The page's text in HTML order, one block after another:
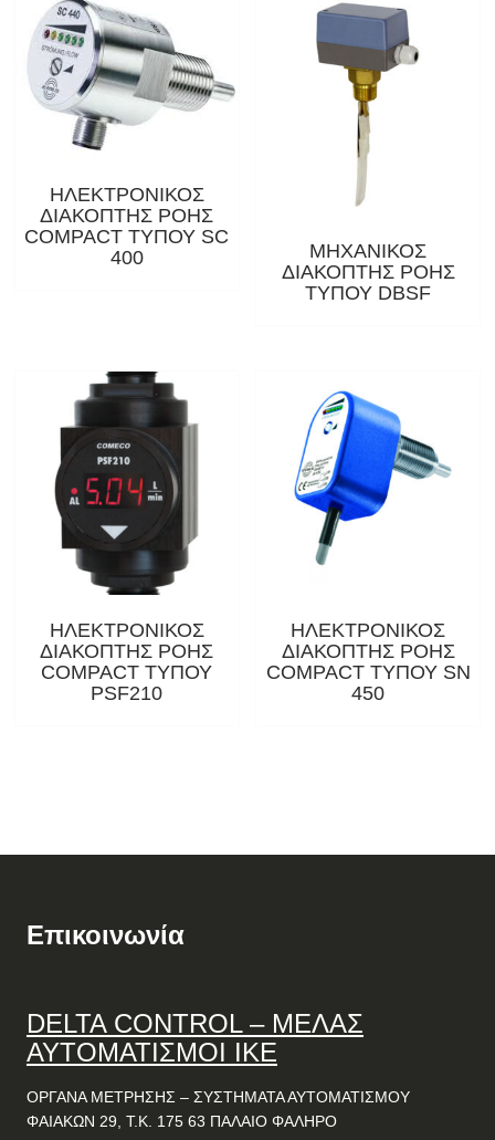
ΗΛΕΚΤΡΟΝΙΚΟΣ
ΔΙΑΚΟΠΤΗΣ ΡΟΗΣ
COMPACT ΤΥΠΟΥ SC
400
ΜΗΧΑΝΙΚΟΣ
ΔΙΑΚΟΠΤΗΣ ΡΟΗΣ
ΤΥΠΟΥ DBSF
ΗΛΕΚΤΡΟΝΙΚΟΣ
ΔΙΑΚΟΠΤΗΣ ΡΟΗΣ
COMPACT ΤΥΠΟΥ
PSF210
ΗΛΕΚΤΡΟΝΙΚΟΣ
ΔΙΑΚΟΠΤΗΣ ΡΟΗΣ
COMPACT ΤΥΠΟΥ SN
450
Επικοινωνία
DELTA CONTROL– ΜΕΛΑΣ
ΑΥΤΟΜΑΤΙΣΜΟΙ ΙΚΕ
ΟΡΓΑΝΑ ΜΕΤΡΗΣΗΣ – ΣΥΣΤΗΜΑΤΑ ΑΥΤΟΜΑΤΙΣΜΟΥ
ΦΑΙΑΚΩΝ 29, Τ.Κ. 175 63 ΠΑΛΑΙΟ ΦΑΛΗΡΟ